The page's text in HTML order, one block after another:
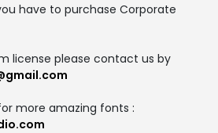
have to purchase Corporate
license please contact us by
more amazing fonts :